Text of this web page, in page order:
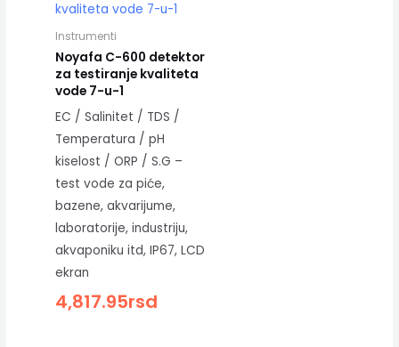
Instrumenti
Noyafa C-600 detektor
za testiranje kvaliteta
vode 7-u-1
EC / Salinitet / TDS /
Temperatura / pH
kiselost / ORP / S.G –
test vode za piće,
bazene, akvarijume,
laboratorije, industriju,
akvaponiku itd, IP67, LCD
ekran
4,817.95rsd